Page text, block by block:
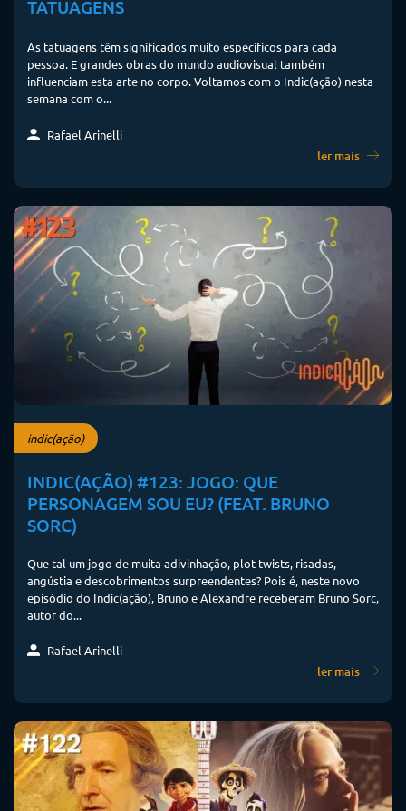
TATUAGENS
As tatuagens têm significados muito específicos para cada
pessoa. E grandes obras do mundo audiovisual também
influenciam esta arte no corpo. Voltamos com o Indic(ação) nesta
semana com o...
Rafael Arinelli
ler mais
indic(ação)
INDIC(AÇÃO) #123: JOGO: QUE
PERSONAGEM SOU EU? (FEAT. BRUNO
SORC)
Que tal um jogo de muita adivinhação, plot twists, risadas,
angústia e descobrimentos surpreendentes? Pois é, neste novo
episódio do Indic(ação), Bruno e Alexandre receberam Bruno Sorc,
autor do...
Rafael Arinelli
ler mais